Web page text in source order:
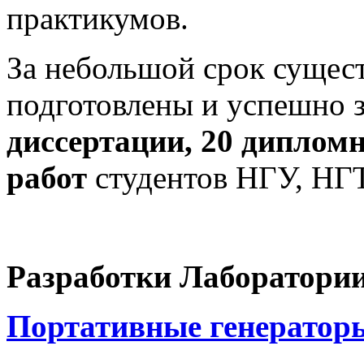
практикумов.
За небольшой срок
подготовлены и
диссертации, 20
работ студентов НГУ,
Разработки
Портативные